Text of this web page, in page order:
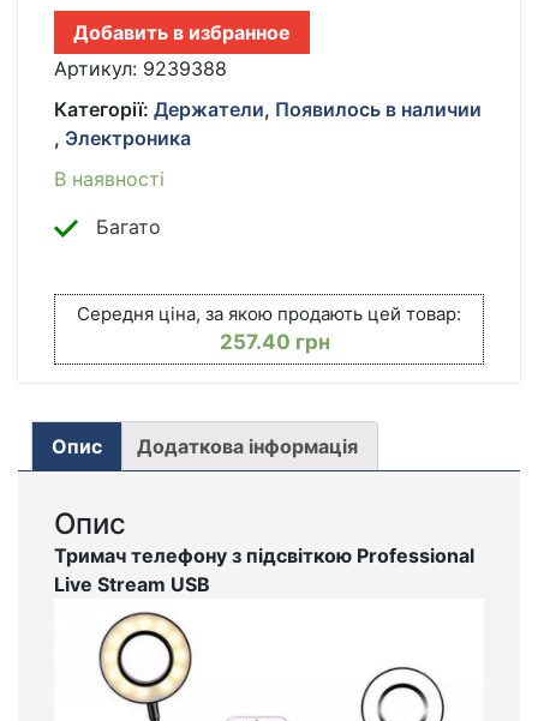
С
ПОДСВЕТКОЙ
PROFESSIONAL
STREAM
КІЛЬКІСТЬ
Добавить в избранное
Артикул: 9239388
Категорії: Держатели, Появилось в наличии
, Электроника
В наявності
Багато
Середня ціна, за якою продають цей товар:
257.40 грн
Опис Додаткова інформація
Опис
Тримач телефону з підсвіткою Professional
Live Stream USB